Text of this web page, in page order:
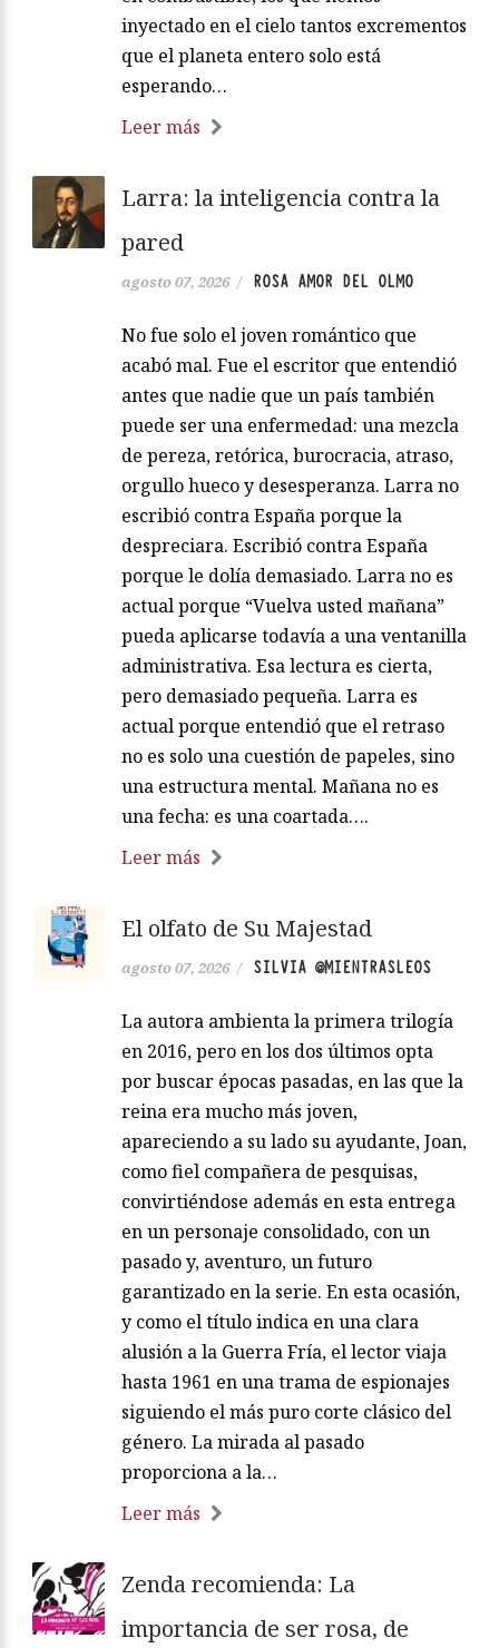
inyectado en el cielo tantos excrementos
que el planeta entero solo está
esperando…
Leer más
Larra: la inteligencia contra la
pared
agosto 07, 2026 / ROSA AMOR DEL OLMO
No fue solo el joven romántico que
acabó mal. Fue el escritor que entendió
antes que nadie que un país también
puede ser una enfermedad: una mezcla
de pereza, retórica, burocracia, atraso,
orgullo hueco y desesperanza. Larra no
escribió contra España porque la
despreciara. Escribió contra España
porque le dolía demasiado. Larra no es
actual porque “Vuelva usted mañana”
pueda aplicarse todavía a una ventanilla
administrativa. Esa lectura es cierta,
pero demasiado pequeña. Larra es
actual porque entendió que el retraso
no es solo una cuestión de papeles, sino
una estructura mental. Mañana no es
una fecha: es una coartada….
Leer más
El olfato de Su Majestad
agosto 07, 2026 / SILVIA @MIENTRASLEOS
La autora ambienta la primera trilogía
en 2016, pero en los dos últimos opta
por buscar épocas pasadas, en las que la
reina era mucho más joven,
apareciendo a su lado su ayudante, Joan,
como fiel compañera de pesquisas,
convirtiéndose además en esta entrega
en un personaje consolidado, con un
pasado y, aventuro, un futuro
garantizado en la serie. En esta ocasión,
y como el título indica en una clara
alusión a la Guerra Fría, el lector viaja
hasta 1961 en una trama de espionajes
siguiendo el más puro corte clásico del
género. La mirada al pasado
proporciona a la…
Leer más
Zenda recomienda: La
importancia de ser rosa, de